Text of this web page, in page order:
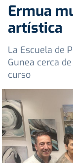
Ermua
artística
La Escuela de
Gunea cerca
curso